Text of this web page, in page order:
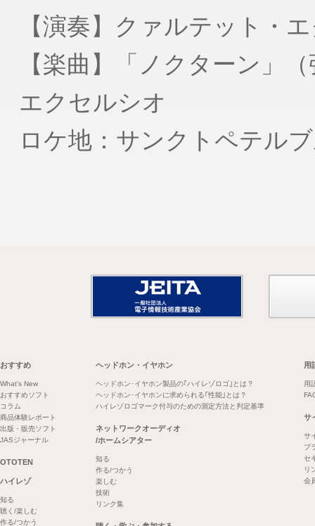
【演奏】クァルテット・
【楽曲】「ノクターン」
エクセルシオ
ロケ地：サンクトペテル
おすすめ
What's New
おすすめソフト
コラム
商品体験レポート
出版・販売ソフト
JASジャーナル
OTOTEN
ハイレゾ
知る
聴く/楽しむ
作る/つかう
ヘッドホン・イヤホン
ヘッドホン･イヤホン製品の｢ハイレゾロゴ｣とは？
ヘッドホン･イヤホンに求められる｢性能｣とは？
ハイレゾロゴマーク付与のための測定方法と判定基準
ネットワークオーディオ
/ホームシアター
知る
作る/つかう
楽しむ
技術
リンク集
用
用
サ
サ
プ
セ
リ
会